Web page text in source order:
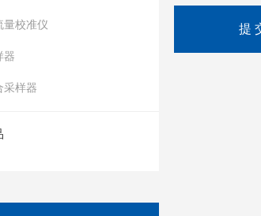
量校准仪
器
采样器